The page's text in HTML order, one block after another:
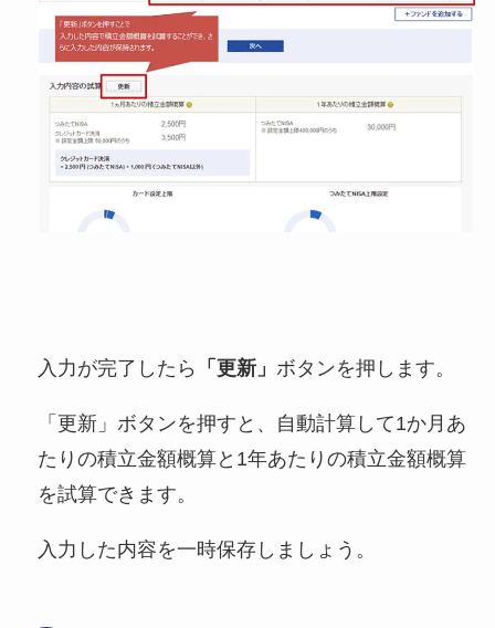
入力が完了したら 「更新」 ボタンを押します。
「更新」ボタンを押すと、自動計算して1か月あ
たりの積立金額概算と1年あたりの積立金額概算
を試算できます。
入力した内容を一時保存しましょう。